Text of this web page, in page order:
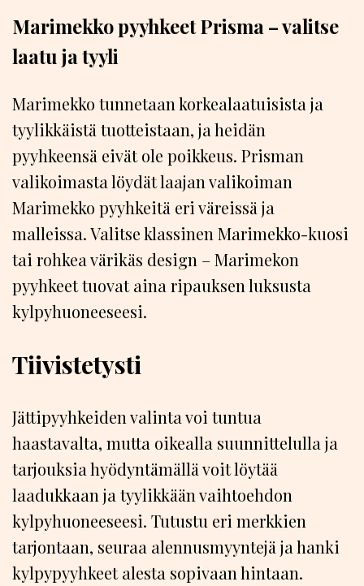
Marimekko pyyhkeet Prisma – valitse
laatu ja tyyli
Marimekko tunnetaan korkealaatuisista ja
tyylikkäistä tuotteistaan, ja heidän
pyyhkeensä eivät ole poikkeus. Prisman
valikoimasta löydät laajan valikoiman
Marimekko pyyhkeitä eri väreissä ja
malleissa. Valitse klassinen Marimekko-kuosi
tai rohkea värikäs design – Marimekon
pyyhkeet tuovat aina ripauksen luksusta
kylpyhuoneeseesi.
Tiivistetysti
Jättipyyhkeiden valinta voi tuntua
haastavalta, mutta oikealla suunnittelulla ja
tarjouksia hyödyntämällä voit löytää
laadukkaan ja tyylikkään vaihtoehdon
kylpyhuoneeseesi. Tutustu eri merkkien
tarjontaan, seuraa alennusmyyntejä ja hanki
kylpypyyhkeet alesta sopivaan hintaan.